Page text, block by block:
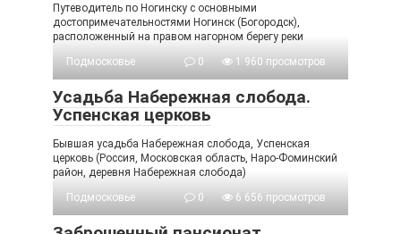
Путеводитель по Ногинску с основными
достопримечательностями Ногинск (Богородск),
расположенный на правом нагорном берегу реки
Подмосковье
0 1 960 просмотров
Усадьба Набережная слобода.
Успенская церковь
Бывшая усадьба Набережная слобода, Успенская
церковь (Россия, Московская область, Наро-Фоминский
район, деревня Набережная слобода)
Подмосковье
0 6 656 просмотров